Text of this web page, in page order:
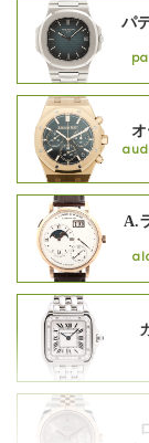
パ
A.